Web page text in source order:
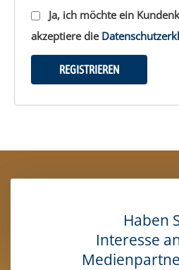
Ja, ich möch­te ein
akzep­tie­re die
REGISTRIEREN
Haben
Interesse